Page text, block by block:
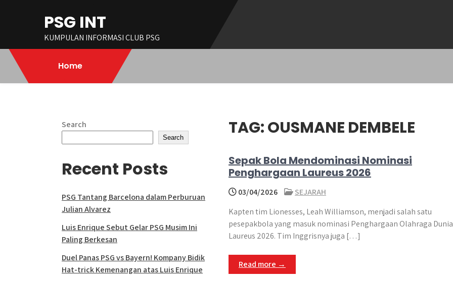
PSG INT
KUMPULAN INFORMASI CLUB PSG
Home
TAG:OUSMANE DEMBELE
Sepak Bola Mendominasi Nominasi
Penghargaan Laureus 2026
03/04/2026
SEJARAH
Kapten tim Lionesses, Leah Williamson, menjadi salah satu
pesepakbola yang masuk nominasi Penghargaan Olahraga Dunia
Laureus 2026. Tim Inggrisnya juga […]
Read more →
Search
Search
Recent Posts
PSG Tantang Barcelona dalam Perburuan
Julian Alvarez
Luis Enrique Sebut Gelar PSG Musim Ini
Paling Berkesan
Duel Panas PSG vs Bayern! Kompany Bidik
Hat-trick Kemenangan atas Luis Enrique